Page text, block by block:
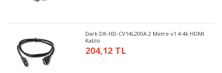
Dark DK-HD-CV14L200A 2 Metre v1.4 4k HDMI
Kablo
204,12 TL